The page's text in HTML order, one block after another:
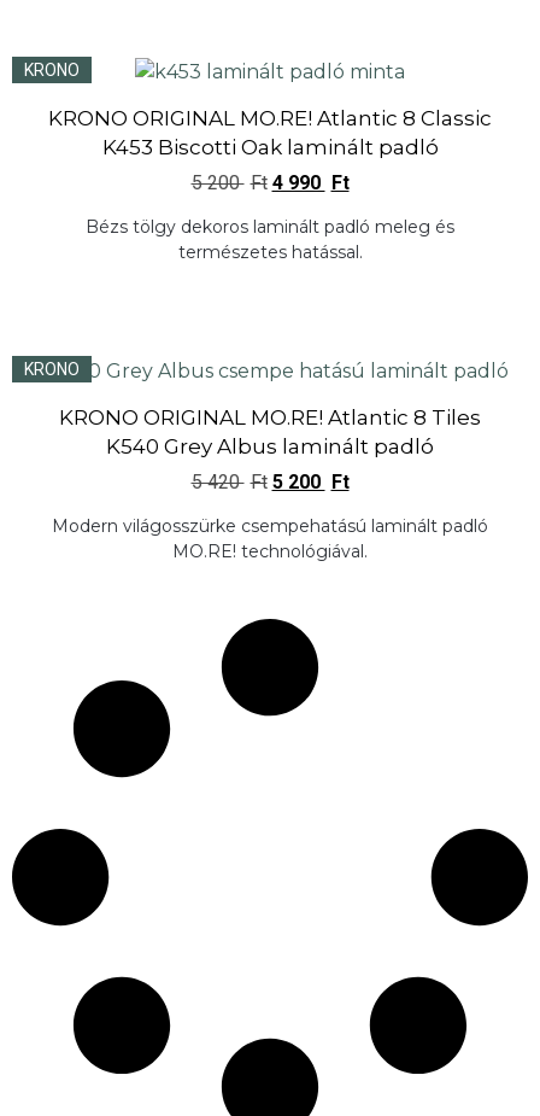
KRONO
KRONO ORIGINAL MO.RE! Atlantic 8 Classic
K453 Biscotti Oak laminált padló
5 200 Ft 4 990 Ft
Bézs tölgy dekoros laminált padló meleg és
természetes hatással.
KRONO
KRONO ORIGINAL MO.RE! Atlantic 8 Tiles
K540 Grey Albus laminált padló
5 420 Ft 5 200 Ft
Modern világosszürke csempehatású laminált padló
MO.RE! technológiával.